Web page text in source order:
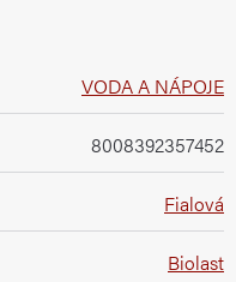
VODA A NÁPOJE
8008392357452
Fialová
Biolast